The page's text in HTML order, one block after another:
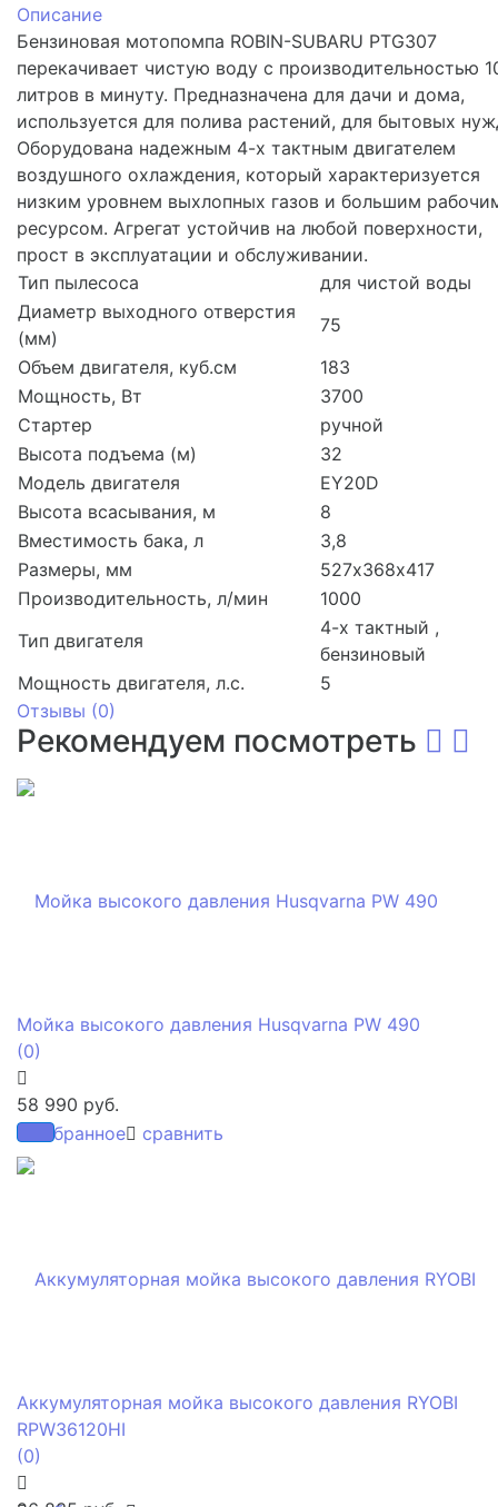
Описание
Бензиновая мотопомпа ROBIN-SUBARU PTG307
перекачивает чистую воду с производительностью
литров в минуту. Предназначена для дачи и дома,
используется для полива растений, для бытовых
Оборудована надежным 4-х тактным двигателем
воздушного охлаждения, который характеризуется
низким уровнем выхлопных газов и большим
ресурсом. Агрегат устойчив на любой поверхности,
прост в эксплуатации и обслуживании.
Тип пылесоса
для чистой воды
Диаметр выходного отверстия
(мм)
75
Объем двигателя, куб.см
183
Мощность, Вт
3700
Стартер
ручной
Высота подъема (м)
32
Модель двигателя
EY20D
Высота всасывания, м
8
Вместимость бака, л
3,8
Размеры, мм
527х368х417
Производительность, л/мин
1000
Тип двигателя
4-х тактный ,
бензиновый
Мощность двигателя, л.с.
5
Отзывы (0)
Рекомендуем посмотреть
избранное сравнить
Мойка высокого давления Husqvarna PW 490
(0)
58 990 руб.
Аккумуляторная мойка высокого давления RYOBI
RPW36120HI
(0)